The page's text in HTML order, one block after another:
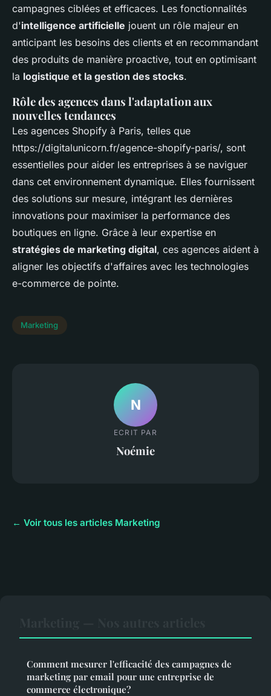
campagnes ciblées et efficaces. Les fonctionnalités
d'intelligence artificielle jouent un rôle majeur en
anticipant les besoins des clients et en recommandant
des produits de manière proactive, tout en optimisant
la logistique et la gestion des stocks.
Rôle des agences dans l'adaptation aux
nouvelles tendances
Les agences Shopify à Paris, telles que
https://digitalunicorn.fr/agence-shopify-paris/, sont
essentielles pour aider les entreprises à se naviguer
dans cet environnement dynamique. Elles fournissent
des solutions sur mesure, intégrant les dernières
innovations pour maximiser la performance des
boutiques en ligne. Grâce à leur expertise en
stratégies de marketing digital, ces agences aident à
aligner les objectifs d'affaires avec les technologies
e-commerce de pointe.
Marketing
N
ECRIT PAR
Noémie
← Voir tous les articles Marketing
Comment mesurer l'efficacité des campagnes de
marketing par email pour une entreprise de
commerce électronique?